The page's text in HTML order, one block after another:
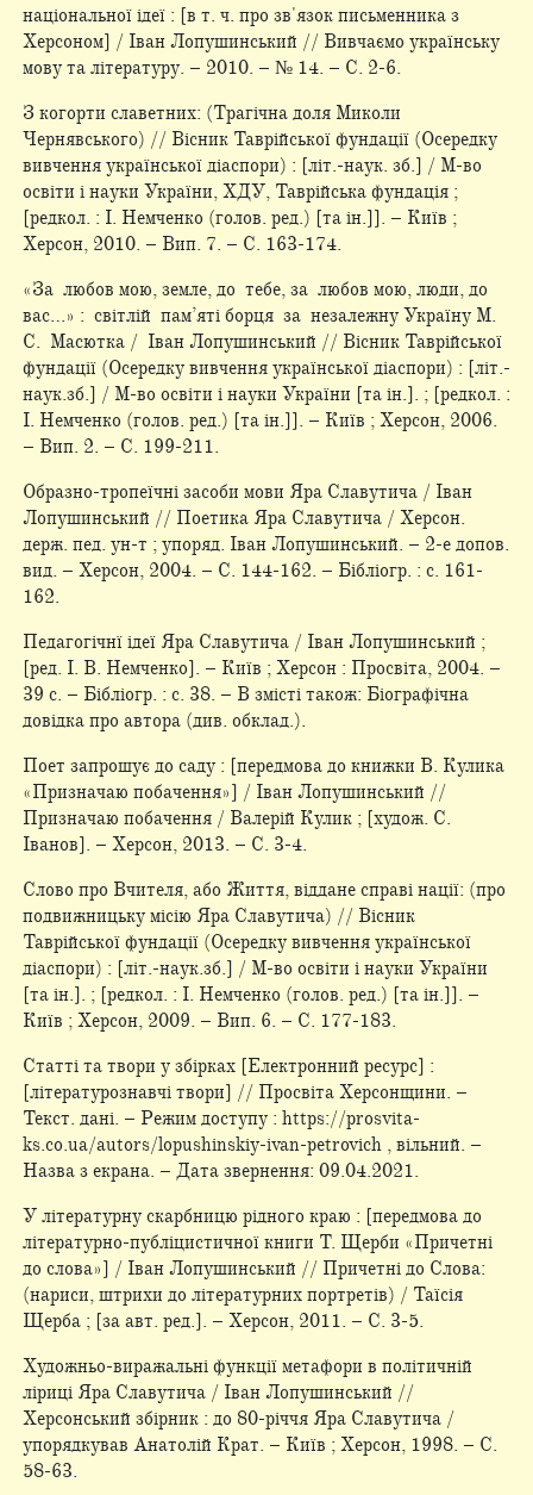
національної ідеї : [в т. ч. про зв'язок письменника з
Херсоном] / Іван Лопушинський // Вивчаємо українську
мову та літературу. – 2010. – № 14. – С. 2-6.
З когорти славетних: (Трагічна доля Миколи
Чернявського) // Вісник Таврійської фундації (Осередку
вивчення української діаспори) : [літ.-наук. зб.] / М-во
освіти і науки України, ХДУ, Таврійська фундація ;
[редкол. : І. Немченко (голов. ред.) [та ін.]]. – Київ ;
Херсон, 2010. – Вип. 7. – С. 163-174.
«За любов мою, земле, до тебе, за любов мою, люди, до
вас…» : світлій пам’яті борця за незалежну Україну М.
С. Масютка / Іван Лопушинський // Вісник Таврійської
фундації (Осередку вивчення української діаспори) : [літ.-
наук.зб.] / М-во освіти і науки України [та ін.]. ; [редкол. :
І. Немченко (голов. ред.) [та ін.]]. – Київ ; Херсон, 2006.
– Вип. 2. – С. 199-211.
Образно-тропеїчні засоби мови Яра Славутича / Іван
Лопушинський // Поетика Яра Славутича / Херсон.
держ. пед. ун-т ; упоряд. Іван Лопушинський. – 2-е допов.
вид. – Херсон, 2004. – С. 144-162. – Бібліогр. : с. 161-
162.
Педагогічнї ідеї Яра Славутича / Іван Лопушинський ;
[ред. І. В. Немченко]. – Київ ; Херсон : Просвіта, 2004. –
39 с. – Бібліогр. : с. 38. – В змісті також: Біографічна
довідка про автора (див. обклад.).
Поет запрошує до саду : [передмова до книжки В. Кулика
«Призначаю побачення»] / Іван Лопушинський //
Призначаю побачення / Валерій Кулик ; [худож. С.
Іванов]. – Херсон, 2013. – С. 3-4.
Слово про Вчителя, або Життя, віддане справі нації: (про
подвижницьку місію Яра Славутича) // Вісник
Таврійської фундації (Осередку вивчення української
діаспори) : [літ.-наук.зб.] / М-во освіти і науки України
[та ін.]. ; [редкол. : І. Немченко (голов. ред.) [та ін.]]. –
Київ ; Херсон, 2009. – Вип. 6. – С. 177-183.
Статті та твори у збірках [Електронний ресурс] :
[літературознавчі твори] // Просвіта Херсонщини. –
Текст. дані. – Режим доступу : https://prosvita-
ks.co.ua/autors/lopushinskiy-ivan-petrovich , вільний. –
Назва з екрана. – Дата звернення: 09.04.2021.
У літературну скарбницю рідного краю : [передмова до
літературно-публіцистичної книги Т. Щерби «Причетні
до слова»] / Іван Лопушинський // Причетні до Слова:
(нариси, штрихи до літературних портретів) / Таїсія
Щерба ; [за авт. ред.]. – Херсон, 2011. – С. 3-5.
Художньо-виражальні функції метафори в політичній
ліриці Яра Славутича / Іван Лопушинський //
Херсонський збірник : до 80-річчя Яра Славутича /
упорядкував Анатолій Крат. – Київ ; Херсон, 1998. – С.
58-63.